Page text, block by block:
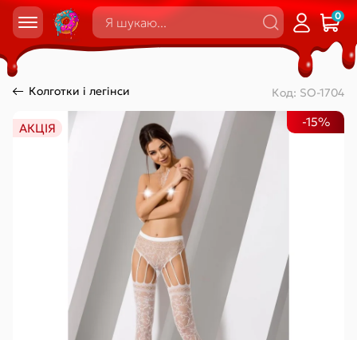
0
Колготки і легінси Код: SO-1704
АКЦІЯ -15%